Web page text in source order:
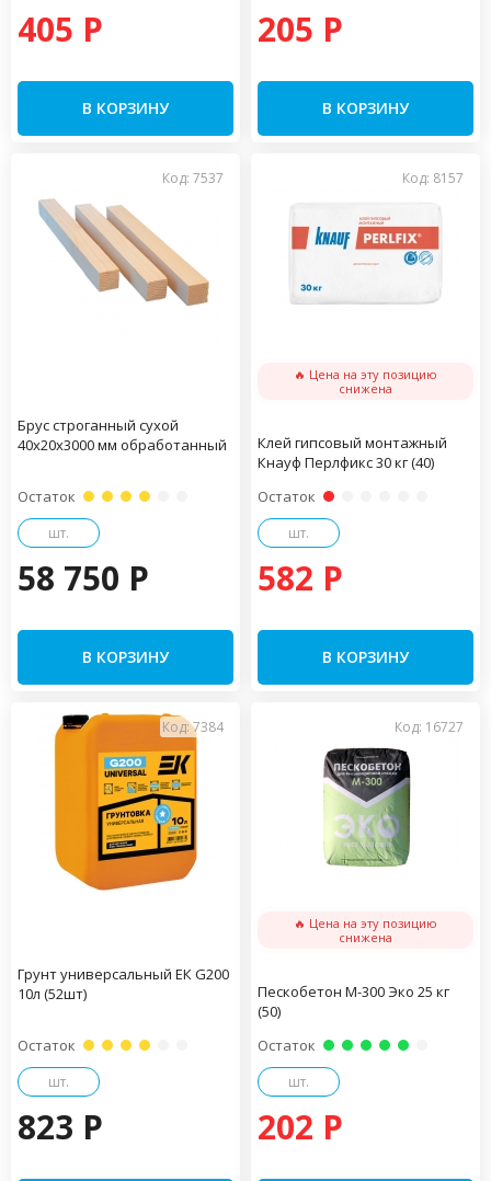
405 P
В КОРЗИНУ
205 P
В КОРЗИНУ
Код: 7537
Брус строганный сухой
40х20х3000 мм обработанный
Остаток
шт.
58 750 P
В КОРЗИНУ
Код: 8157
🔥 Цена на эту позицию
снижена
Клей гипсовый монтажный
Кнауф Перлфикс 30 кг (40)
Остаток
шт.
582 P
В КОРЗИНУ
Код: 7384
Грунт универсальный ЕК G200
10л (52шт)
Остаток
шт.
823 P
Код: 16727
🔥 Цена на эту позицию
снижена
Пескобетон М-300 Эко 25 кг
(50)
Остаток
шт.
202 P